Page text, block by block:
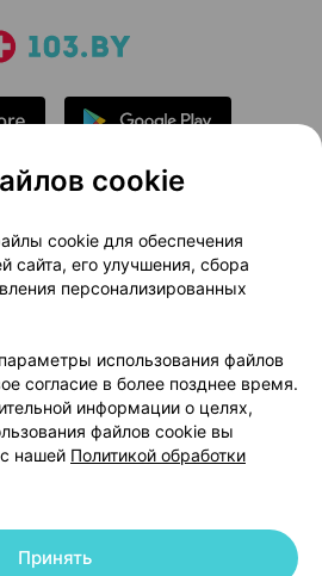
Новости проекта
Медицинский маркетинг
договор
Доставка
Вакансии
Партнеры
руководителю 103.by
в поддержку
настройки Cookie
cookie
cookie для обеспечения
сайта, его улучшения, сбора
персонализированных
использования файлов
согласие в более позднее время.
информации о целях,
файлов cookie вы
нашей Политикой обработки
Принять